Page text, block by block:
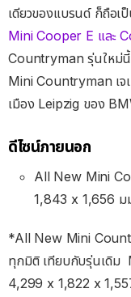
เดียวของแบรนด์ ก็ถือเ
Mini Cooper E และ
Countryman รุ่นใหม่นี้
Mini Countryman เจ
เมือง Leipzig ของ
ดีไซน์ภายนอก
All New Mini
1,843 x 1,656 ม
*All New Mini
ทุกมิติ เทียบกับรุ่นเดิม
4,299 x 1,822 x